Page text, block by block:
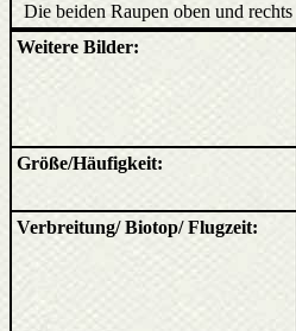
Die beiden Raupen oben und
Weitere Bilder:
Größe/Häufigkeit:
Verbreitung/ Biotop/ Flugzeit: